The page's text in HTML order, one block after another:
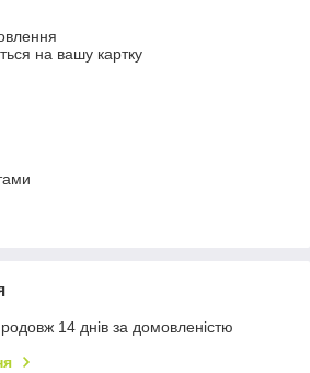
на вашу картку
14 днів за домовленістю